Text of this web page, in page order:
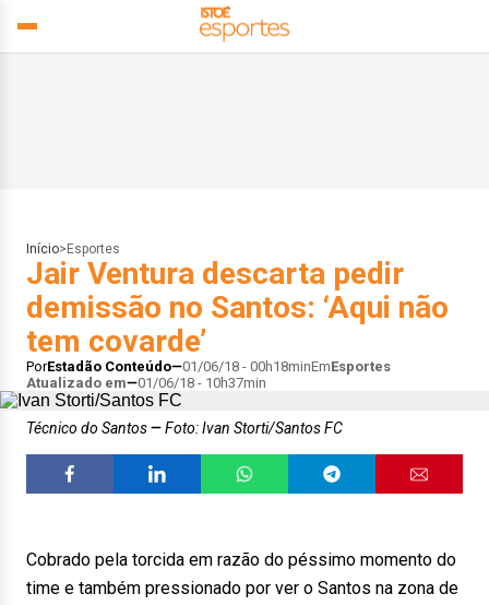
Início> Esportes
Jair Ventura descarta pedir
demissão no Santos: ‘Aqui não
tem covarde’
PorEstadão Conteúdo 01/06/18 - 00h18minEmEsportes
Atualizado em
01/06/18 - 10h37min
Técnico do Santos Foto: Ivan Storti/Santos FC
Cobrado pela torcida em razão do péssimo momento do
time e também pressionado por ver o Santos na zona de